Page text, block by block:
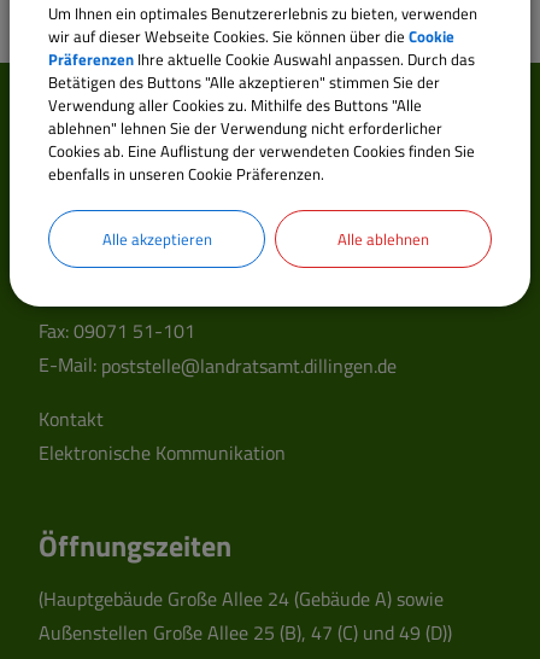
Landratsamt Dillingen
a.d.Donau
Große Allee 24 (Hauptgebäude)
89407 Dillingen a.d.Donau
Fax: 09071 51-101
E-Mail: poststelle@landratsamt.dillingen.de
Kontakt
Elektronische Kommunikation
Öffnungszeiten
(Hauptgebäude Große Allee 24 (Gebäude A) sowie
Außenstellen Große Allee 25 (B), 47 (C) und 49 (D))
Um Ihnen ein optimales Benutzererlebnis zu bieten, verwenden
wir auf dieser Webseite Cookies. Sie können über die Cookie
Präferenzen Ihre aktuelle Cookie Auswahl anpassen. Durch das
Betätigen des Buttons "Alle akzeptieren" stimmen Sie der
Verwendung aller Cookies zu. Mithilfe des Buttons "Alle
ablehnen" lehnen Sie der Verwendung nicht erforderlicher
Cookies ab. Eine Auflistung der verwendeten Cookies finden Sie
ebenfalls in unseren Cookie Präferenzen.
Alle akzeptieren Alle ablehnen